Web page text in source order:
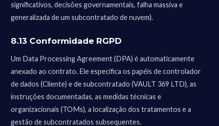
significativos, decisões governamentais, falha massiva e
generalizada de um subcontratado de nuvem).
8.13 Conformidade RGPD
Um Data Processing Agreement (DPA) é automaticamente
anexado ao contrato. Ele especifica os papéis de controlador
de dados (Cliente) e de subcontratado (VAULT 369 LTD), as
instruções documentadas, as medidas técnicas e
organizacionais (TOMs), a localização dos tratamentos e a
gestão de subcontratados subsequentes.